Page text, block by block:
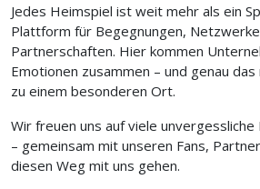
Jedes Heimspiel ist weit mehr als ein
Plattform für Begegnungen,
Partnerschaften. Hier kommen
Emotionen zusammen – und genau
zu einem besonderen Ort.
Wir freuen uns auf viele
– gemeinsam mit unseren Fans,
diesen Weg mit uns gehen.